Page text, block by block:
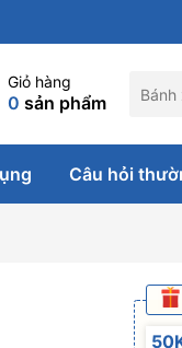
Giỏ hàng
0 sản phẩm
Câu hỏi